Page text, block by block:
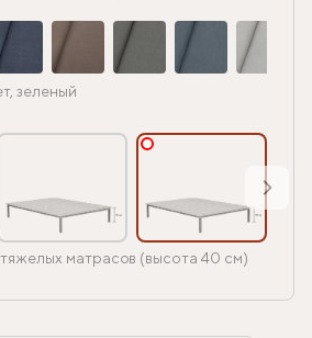
зеленый
матрасов (высота 40 см)